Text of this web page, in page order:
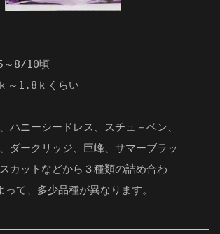
～8/10頃
1.8ｋくらい
ハニーシードレス、スチュ－ベン、
ダークリッジ、巨峰、サマーブラッ
カットなどから３種類の詰め合わ
て、多少品種が異なります。